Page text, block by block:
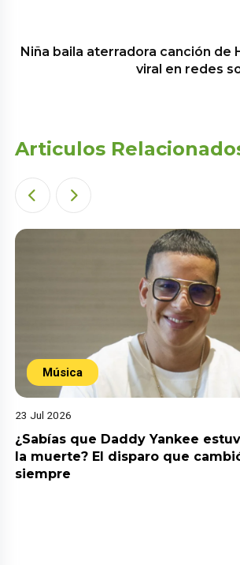
Niña baila aterradora canción de
viral en redes
Articulos
Música
23 Jul 2026
¿Sabías que Daddy Yankee
la muerte? El disparo que
siempre